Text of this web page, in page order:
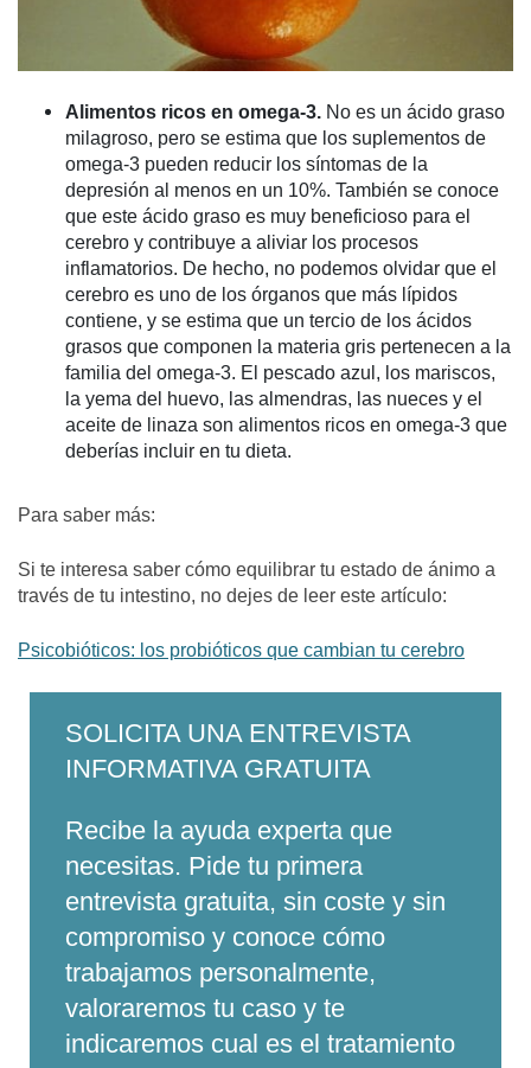
Alimentos ricos en omega-3. No es un ácido graso
milagroso, pero se estima que los suplementos de
omega-3 pueden reducir los síntomas de la
depresión al menos en un 10%. También se conoce
que este ácido graso es muy beneficioso para el
cerebro y contribuye a aliviar los procesos
inflamatorios. De hecho, no podemos olvidar que el
cerebro es uno de los órganos que más lípidos
contiene, y se estima que un tercio de los ácidos
grasos que componen la materia gris pertenecen a la
familia del omega-3. El pescado azul, los mariscos,
la yema del huevo, las almendras, las nueces y el
aceite de linaza son alimentos ricos en omega-3 que
deberías incluir en tu dieta.
Para saber más:
Si te interesa saber cómo equilibrar tu estado de ánimo a
través de tu intestino, no dejes de leer este artículo:
Psicobióticos: los probióticos que cambian tu cerebro
SOLICITA UNA ENTREVISTA
INFORMATIVA GRATUITA
Recibe la ayuda experta que
necesitas. Pide tu primera
entrevista gratuita, sin coste y sin
compromiso y conoce cómo
trabajamos personalmente,
valoraremos tu caso y te
indicaremos cual es el tratamiento